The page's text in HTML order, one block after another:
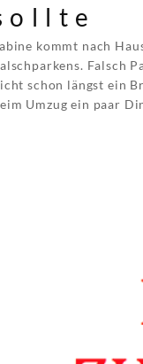
kommt nach
Falsch
schon längst ein
Umzug ein paar